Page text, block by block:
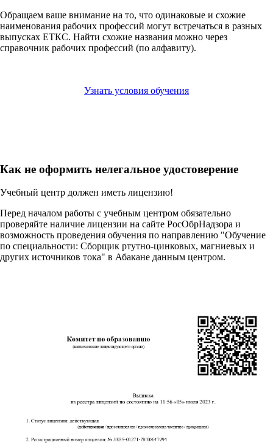
Обращаем ваше внимание на то, что одинаковые и схожие
наименования рабочих профессий могут встречаться в разных
выпусках ЕТКС. Найти схожие названия можно через
справочник рабочих профессий (по алфавиту).
Узнать условия обучения
Как не оформить нелегальное удостоверение
Учебный центр должен иметь лицензию!
Перед началом работы с учебным центром обязательно
проверяйте наличие лицензии на сайте РосОбрНадзора и
возможность проведения обучения по направлению "Обучение
по специальности: Сборщик ртутно-цинковых, магниевых и
других источников тока" в Абакане данным центром.